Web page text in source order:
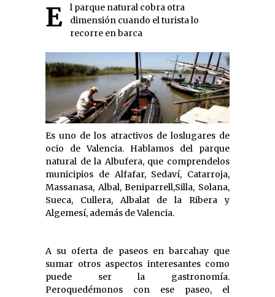
El parque natural cobra otra
dimensión cuando el turista lo
recorre en barca
Es uno de los atractivos de loslugares de
ocio de Valencia. Hablamos del parque
natural de la Albufera, que comprendelos
municipios de Alfafar, Sedaví, Catarroja,
Massanasa, Albal, Beniparrell,Silla, Solana,
Sueca, Cullera, Albalat de la Ribera y
Algemesí, además de Valencia.
A su oferta de paseos en barcahay que
sumar otros aspectos interesantes como
puede ser la gastronomía.
Peroquedémonos con ese paseo, el